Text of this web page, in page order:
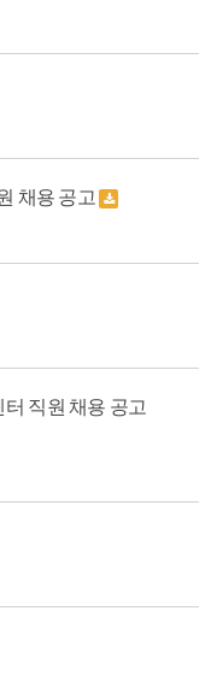
채용 공고
직원 채용 공고